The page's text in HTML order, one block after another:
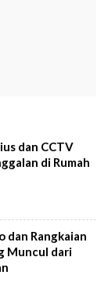
dan CCTV
di Rumah
dan Rangkaian
Muncul dari